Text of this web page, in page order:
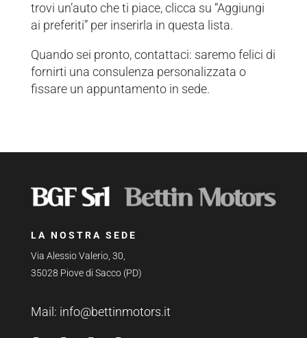
trovi un’auto che ti piace, clicca su “Aggiungi
ai preferiti” per inserirla in questa lista.
Quando sei pronto, contattaci: saremo felici di
fornirti una consulenza personalizzata o
fissare un appuntamento in sede.
LA NOSTRA SEDE
Via Alessio Valerio, 30,
35028 Piove di Sacco (PD)
Mail: info@bettinmotors.it